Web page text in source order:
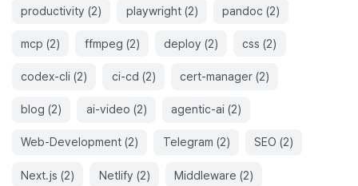
productivity (2) playwright(2) pandoc (2)
mcp (2) ffmpeg (2) deploy (2) css (2)
codex-cli (2) ci-cd (2) cert-manager(2)
blog (2) ai-video (2) agentic-ai(2)
Web-Development (2) Telegram (2) SEO (2)
Next.js (2) Netlify (2) Middleware (2)